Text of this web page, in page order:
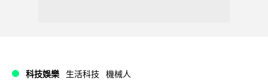
科技娛樂 生活科技 機械人